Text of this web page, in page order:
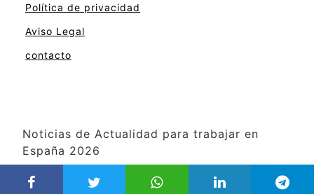
Política de privacidad
Aviso Legal
contacto
Noticias de Actualidad para trabajar en
España 2026